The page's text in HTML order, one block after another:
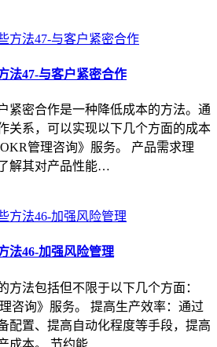
法47-与客户紧密合作
紧密合作是一种降低成本的方法。通
关系，可以实现以下几个方面的成本
管理咨询》服务。 产品需求理
解其对产品性能…
法46-加强风险管理
方法包括但不限于以下几个方面：
咨询》服务。 提高生产效率：通过
配置、提高自动化程度等手段，提高
成本。 节约能…